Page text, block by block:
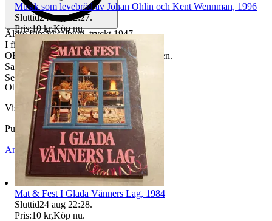
Äldre frimärksalbum, tryckt 1947.
I fint skick, se bilder.
OBS bara album, innehåller inga frimärken.
Samfraktar vid flera köp
Se även mina andra auktioner
Objektnr 741 159 914
Visningar 77
Publicerad 19 jul 18:50
Anmäl Sälj liknande
Musik som levebröd av Johan Ohlin och Kent Wennman, 1996
Sluttid24 aug 22:27.
Pris:10 kr,Köp nu.
Mat & Fest I Glada Vänners Lag, 1984
Sluttid24 aug 22:28.
Pris:10 kr,Köp nu.